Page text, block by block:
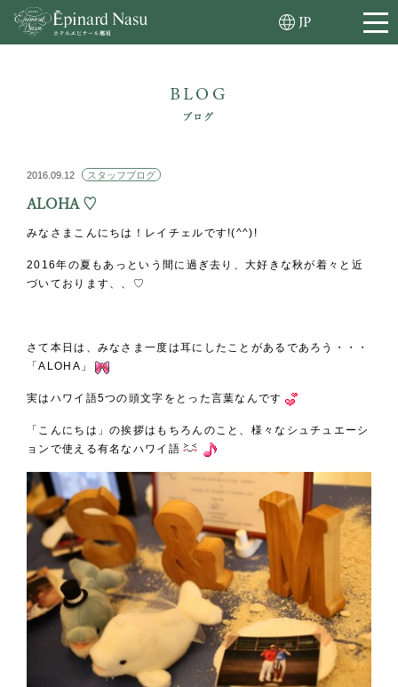
JP
BLOG
ブログ
2016.09.12 スタッフブログ
ALOHA ♡
みなさまこんにちは！レイチェルです!(^^)!
2016年の夏もあっという間に過ぎ去り、大好きな秋が着々と近
づいております、、♡
さて本日は、みなさま一度は耳にしたことがあるであろう・・・
「ALOHA」
実はハワイ語5つの頭文字をとった言葉なんです
「こんにちは」の挨拶はもちろんのこと、様々なシュチュエーシ
ョンで使える有名なハワイ語